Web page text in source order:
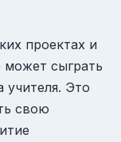
проектах и
может сыграть
Это
свою